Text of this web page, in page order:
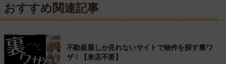
おすすめ関連記事
不動産屋しか見れないサイトで物件を探す裏ワ
ザ！【来店不要】